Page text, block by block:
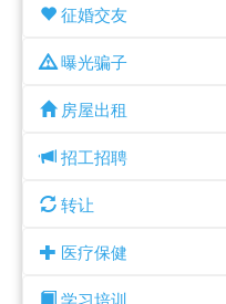
征婚交友
曝光骗子
房屋出租
招工招聘
转让
医疗保健
学习培训